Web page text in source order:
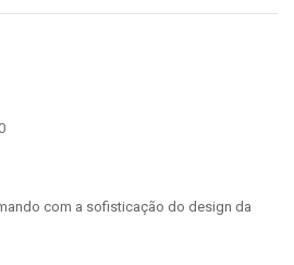
com a sofisticação do design da